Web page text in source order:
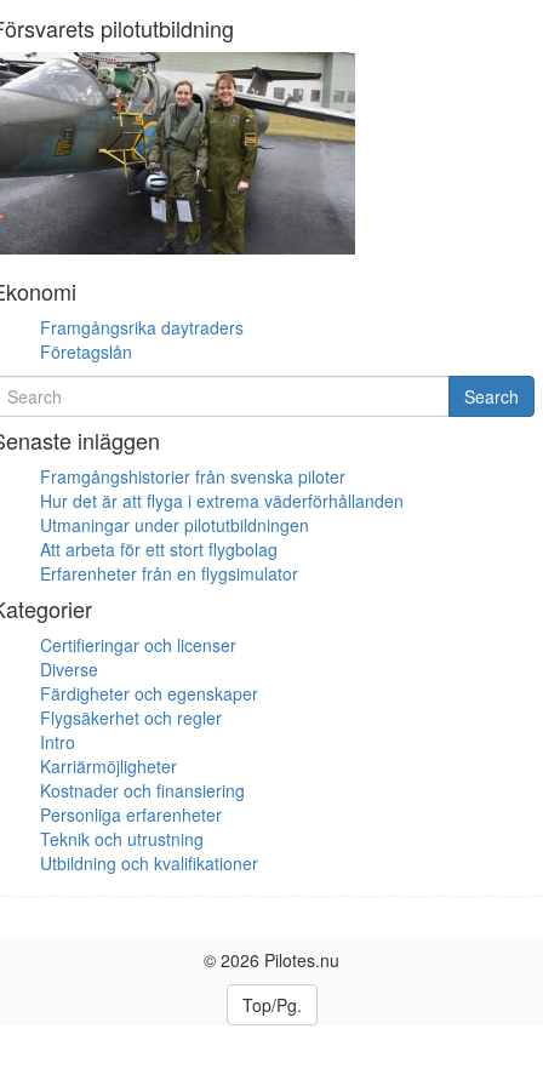
pilotutbildning
Framgångsrika daytraders
Företagslån
Search
inläggen
Framgångshistorier från svenska piloter
Hur det är att flyga i extrema väderförhållanden
Utmaningar under pilotutbildningen
Att arbeta för ett stort flygbolag
Erfarenheter från en flygsimulator
Certifieringar och licenser
Diverse
Färdigheter och egenskaper
Flygsäkerhet och regler
Intro
Karriärmöjligheter
Kostnader och finansiering
Personliga erfarenheter
Teknik och utrustning
Utbildning och kvalifikationer
© 2026 Pilotes.nu
Top/Pg.